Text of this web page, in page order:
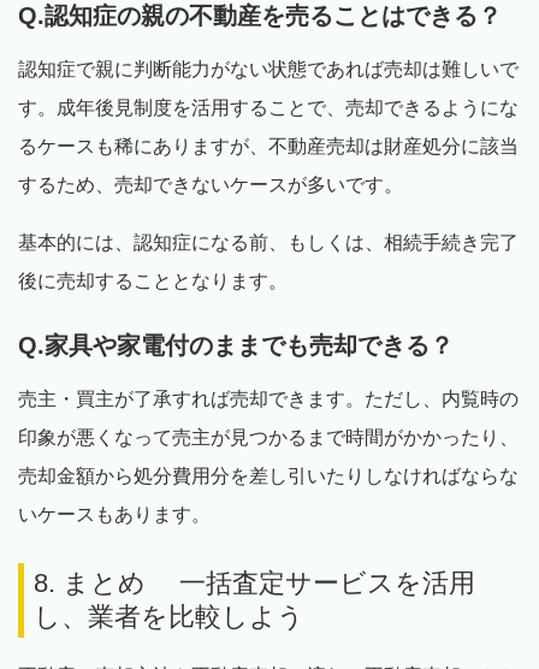
Q.認知症の親の不動産を売ることはできる？
認知症で親に判断能力がない状態であれば売却は難しいで
す。成年後見制度を活用することで、売却できるようにな
るケースも稀にありますが、不動産売却は財産処分に該当
するため、売却できないケースが多いです。
基本的には、認知症になる前、もしくは、相続手続き完了
後に売却することとなります。
Q.家具や家電付のままでも売却できる？
売主・買主が了承すれば売却できます。ただし、内覧時の
印象が悪くなって売主が見つかるまで時間がかかったり、
売却金額から処分費用分を差し引いたりしなければならな
いケースもあります。
8. まとめ 一括査定サービスを活用
し、業者を比較しよう